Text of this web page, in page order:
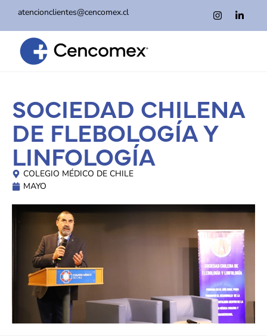
atencionclientes@cencomex.cl
SOCIEDAD CHILENA
DE FLEBOLOGÍA Y
LINFOLOGÍA
COLEGIO MÉDICO DE CHILE
MAYO